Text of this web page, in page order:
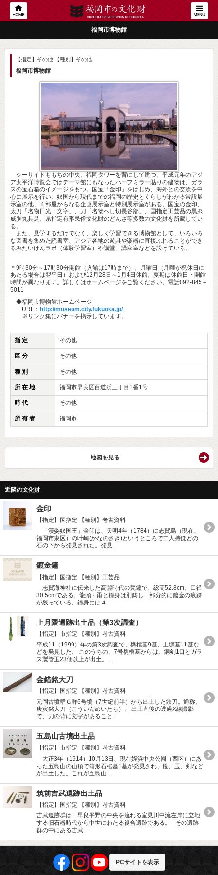
福岡市博物館
【指定】その他 【種別】その他
福岡市博物館
シーサイドももちの中央、福岡タワーを背にして建つ。平成元年のアジ
ア太平洋博覧会ではテーマ館にもなったハーフミラー貼りの建物は、ガラ
スの宝石箱のイメージをもつ。国宝「金印」をはじめ、海外との交流を中
心に展示を行い、奴国から現代までの福岡の歴史とくらしがわかる常設展
示室の他、４部屋からなる企画展示室と特別展示室がある。国宝の金印、
太刀「名物日光一文字」、刀「名物へし切長谷部」、国指定工芸品の黒糸
威胴丸具足、県指定有形民俗文化財のどんざ等多数の文化財を所蔵してい
る。
また、見学するだけでなく、楽しく学習できる博物館として、いろいろ
な図書を集めた読書室、アジア各地の遊具や楽器に直接ふれることができ
るみたいけんラボ（体験学習室）や講堂、講座室などを設けている。
＊9時30分～17時30分開館（入館は17時まで）。月曜日（月曜が祝休日に
あたる場合は翌平日）および12月28日～1月4日休館。夏期は休館日・開館
時間が異なります。詳しくはホームページをご覧ください。電話092-845－
5011
◆福岡市博物館ホームページ
URL： http://museum.city.fukuoka.jp/
※リンク集にバナーを掲示しています。
指 定 その他
区 分 その他
種 別 その他
所 在 地 福岡市早良区百道浜三丁目1番1号
時 代 その他
所 有 者 福岡市
地図を見る
近隣の文化財
金印
【指定】国指定
【種別】考古資料
「漢委奴国王」金印は、天明4年（1784）に志賀島（現在、
福岡市東区）の叶崎(かなのさき)というところで二人持ほどの
石の下から発見された。発見...
鍍金鐘
【指定】国指定
【種別】工芸品
志賀海神社に伝来した高麗時代の梵鐘で、総高52.8cm、口径
30.5cmである。龍頭・甬と鐘身は別鋳し、部分的に鍍金の痕跡
が残っている。鐘身には４...
上月隈遺跡出土品（第3次調査）
【指定】市指定
【種別】考古資料
平成11（1999）年の第3次調査で、甕棺墓9基、土壙墓11基な
どを発見した。 このうちの、7号甕棺墓からは、銅剣1口とガラ
ス製管玉23個以上が出土。 ...
金錯銘大刀
【指定】国指定
【種別】考古資料
元岡古墳群Ｇ群6号墳（7世紀前半）から出土した鉄刀。通称、
庚寅銘大刀（こういんめいたち）。 出土直後の透過X線撮影
で、刀の背に文字があること...
五島山古墳出土品
【指定】市指定
【種別】考古資料
大正3年（1914）10月13日、現在姪浜中央公園（西区）にあ
った五島山の山頂で箱形石棺墓1基が発見され、鏡、玉、剣など
が出土した。これが五島山...
筑前吉武遺跡出土品
【指定】国指定
【種別】考古資料
吉武遺跡群は、早良平野の中央を流れる室見川中流左岸に立地
する旧石器時代から中世にわたる複合遺跡である。 その遺跡
群の中にある吉武...
PCサイトを表示